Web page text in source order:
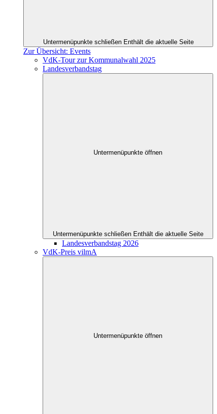
Untermenüpunkte schließen Enthält die aktuelle Seite
Zur Übersicht: Events
VdK-Tour zur Kommunalwahl 2025
Landesverbandstag
Untermenüpunkte öffnen
Untermenüpunkte schließen Enthält die aktuelle Seite
Landesverbandstag 2026
VdK-Preis vilmA
Untermenüpunkte öffnen